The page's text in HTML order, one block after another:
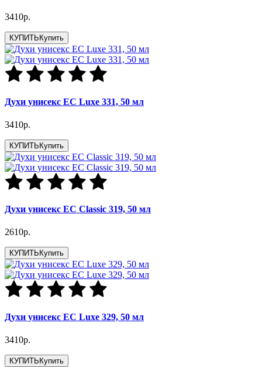
3410р.
КУПИТЬ Купить
Духи унисекс EC Luxe 331, 50 мл
3410р.
КУПИТЬ Купить
Духи унисекс EC Classic 319, 50 мл
2610р.
КУПИТЬ Купить
Духи унисекс EC Luxe 329, 50 мл
3410р.
КУПИТЬ Купить